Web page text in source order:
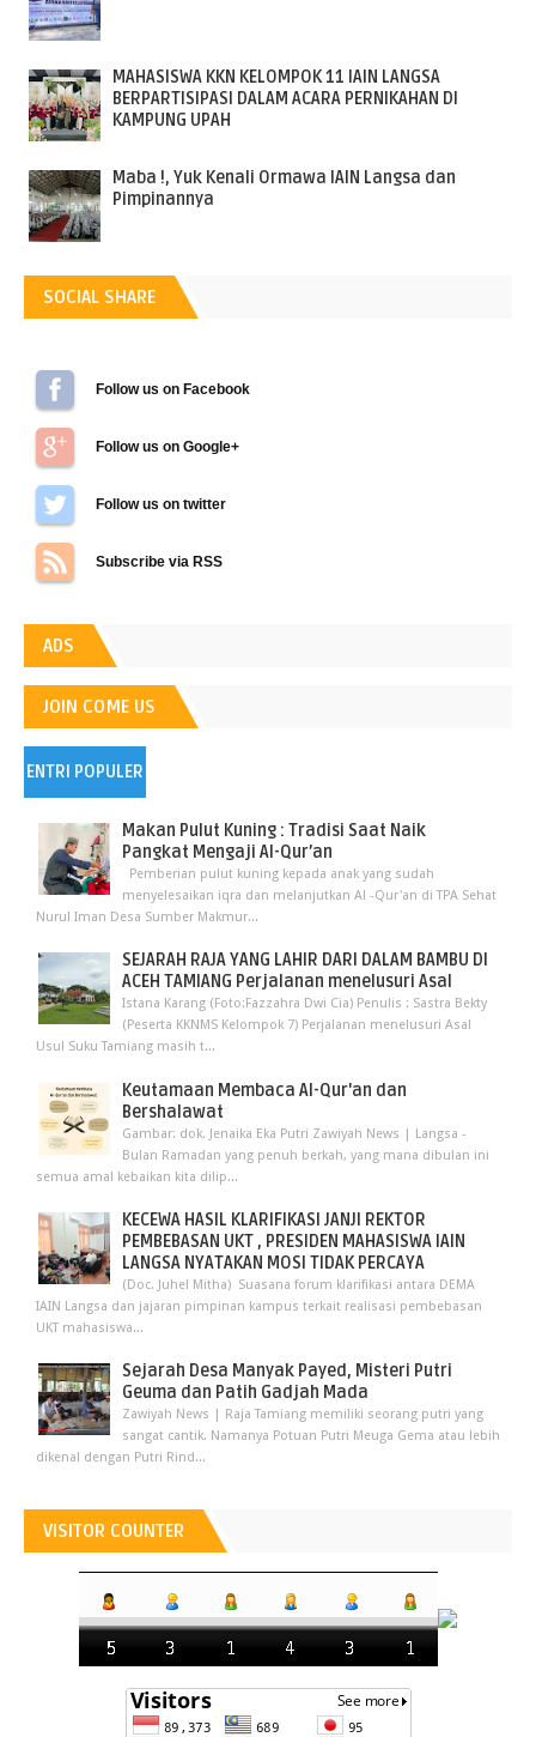
MAHASISWA KKN KELOMPOK 11 IAIN LANGSA
BERPARTISIPASI DALAM ACARA PERNIKAHAN DI
KAMPUNG UPAH
Maba !, Yuk Kenali Ormawa IAIN Langsa dan
Pimpinannya
SOCIAL SHARE
Follow us on Facebook
Follow us on Google+
Follow us on Twitter
Subscribe via RSS
ADS
JOIN COME US
ENTRI POPULER
Makan Pulut Kuning : Tradisi Saat Naik
Pangkat Mengaji Al-Qur’an
Pemberian pulut kuning kepada anak yang sudah
menyelesaikan iqra dan melanjutkan Al -Qur'an di TPA Sehat
Nurul Iman Desa Sumber Makmur...
SEJARAH RAJA YANG LAHIR DARI DALAM BAMBU DI
ACEH TAMIANG Perjalanan menelusuri Asal
Istana Karang (Foto:Fazzahra Dwi Cia) Penulis : Sastra Bekty
(Peserta KKNMS Kelompok 7) Perjalanan menelusuri Asal
Usul Suku Tamiang masih t...
Keutamaan Membaca Al-Qur'an dan
Bershalawat
Gambar: dok. Jenaika Eka Putri Zawiyah News | Langsa -
Bulan Ramadan yang penuh berkah, yang mana dibulan ini
semua amal kebaikan kita dilip...
KECEWA HASIL KLARIFIKASI JANJI REKTOR
PEMBEBASAN UKT , PRESIDEN MAHASISWA IAIN
LANGSA NYATAKAN MOSI TIDAK PERCAYA
(Doc. Juhel Mitha) Suasana forum klarifikasi antara DEMA
IAIN Langsa dan jajaran pimpinan kampus terkait realisasi pembebasan
UKT mahasiswa...
Sejarah Desa Manyak Payed, Misteri Putri
Geuma dan Patih Gadjah Mada
Zawiyah News | Raja Tamiang memiliki seorang putri yang
sangat cantik. Namanya Potuan Putri Meuga Gema atau lebih
dikenal dengan Putri Rind...
VISITOR COUNTER